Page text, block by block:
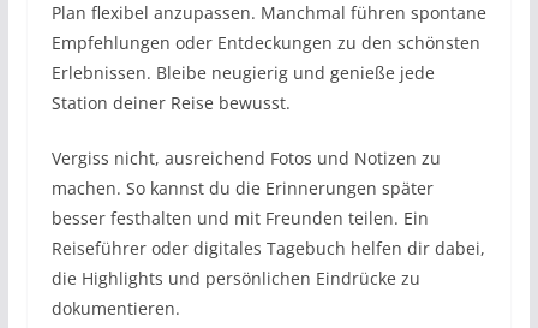
Plan flexibel anzupassen. Manchmal führen spontane
Empfehlungen oder Entdeckungen zu den schönsten
Erlebnissen. Bleibe neugierig und genieße jede
Station deiner Reise bewusst.
Vergiss nicht, ausreichend Fotos und Notizen zu
machen. So kannst du die Erinnerungen später
besser festhalten und mit Freunden teilen. Ein
Reiseführer oder digitales Tagebuch helfen dir dabei,
die Highlights und persönlichen Eindrücke zu
dokumentieren.